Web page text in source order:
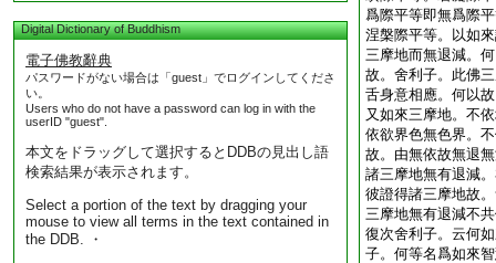
Digital Dictionary of Buddhism
電子佛教辭典
パスワードがない場合は「guest」でログインしてくださ
い。
Users who do not have a password can log in with the
userID "guest".
本文をドラッグして選択するとDDBの見出し語
検索結果が表示されます。
Select a portion of the text by dragging your
mouse to view all terms in the text contained in
the DDB. ・
爲際平等即無爲際
涅槃際平等。以如
三摩地而無退減。
故。舍利子。此佛
舌身意相應。何以
又如來三摩地。不
依欲界色無色界。
故。由無依故無退
諸三摩地無有退減
彼證得諸三摩地故
三摩地無有退減不
復次舍利子。云何
子。何等名爲如來